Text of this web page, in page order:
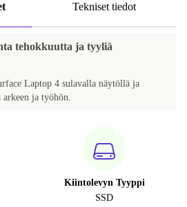
Tekniset tiedot
tehokkuutta ja tyyliä
Laptop 4 sulavalla näytöllä ja
ja työhön.
Kiintolevyn Tyyppi
SSD